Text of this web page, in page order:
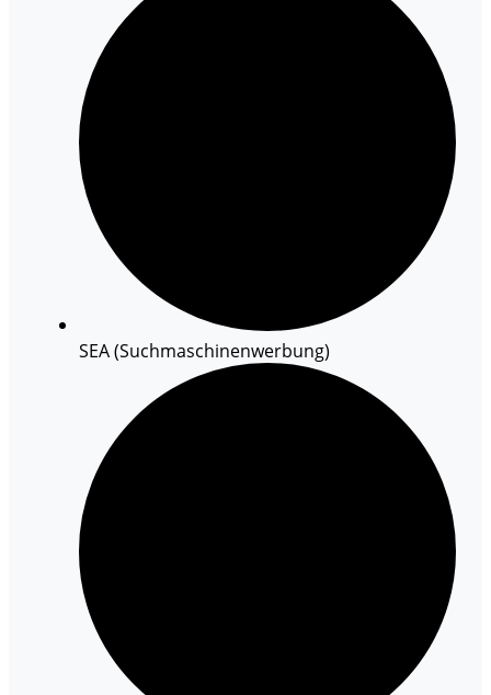
SEA (Suchmaschinenwerbung)